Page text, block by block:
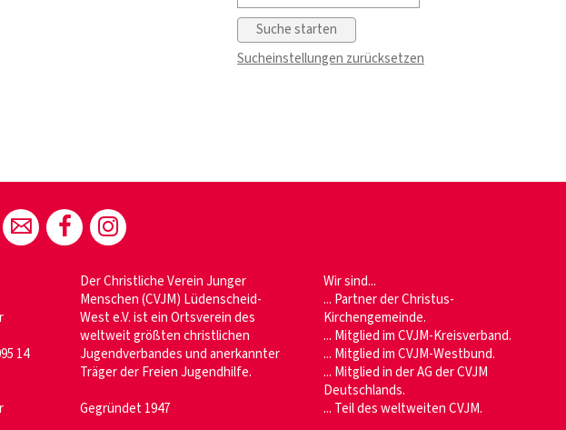
Sucheinstellungen zurücksetzen
14
Der Christliche Verein Junger
Menschen (CVJM) Lüdenscheid-
West e.V. ist ein Ortsverein des
weltweit größten christlichen
Jugendverbandes und anerkannter
Träger der Freien Jugendhilfe.
Gegründet 1947
Wir sind...
... Partner der Christus-
Kirchengemeinde.
... Mitglied im CVJM-Kreisverband.
... Mitglied im CVJM-Westbund.
... Mitglied in der AG der CVJM
Deutschlands.
... Teil des weltweiten CVJM.